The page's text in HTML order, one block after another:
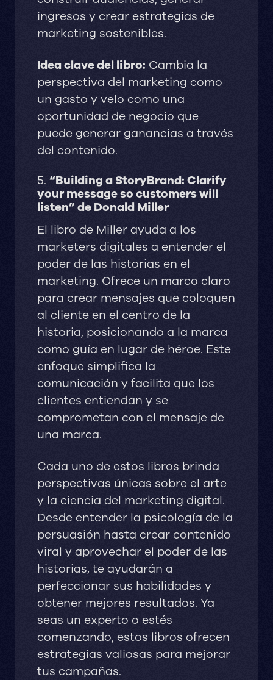
ingresos y crear estrategias de
marketing sostenibles.
Idea clave del libro: Cambia la
perspectiva del marketing como
un gasto y velo como una
oportunidad de negocio que
puede generar ganancias a través
del contenido.
5. “Building a StoryBrand: Clarify
your message so customers will
listen” de Donald Miller
El libro de Miller ayuda a los
marketers digitales a entender el
poder de las historias en el
marketing. Ofrece un marco claro
para crear mensajes que coloquen
al cliente en el centro de la
historia, posicionando a la marca
como guía en lugar de héroe. Este
enfoque simplifica la
comunicación y facilita que los
clientes entiendan y se
comprometan con el mensaje de
una marca.
Cada uno de estos libros brinda
perspectivas únicas sobre el arte
y la ciencia del marketing digital.
Desde entender la psicología de la
persuasión hasta crear contenido
viral y aprovechar el poder de las
historias, te ayudarán a
perfeccionar sus habilidades y
obtener mejores resultados. Ya
seas un experto o estés
comenzando, estos libros ofrecen
estrategias valiosas para mejorar
tus campañas.